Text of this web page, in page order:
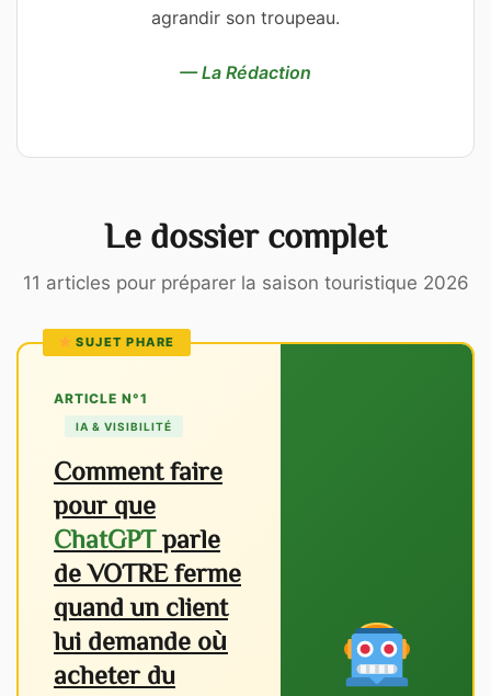
agrandir son troupeau.
— La Rédaction
Le dossier complet
11 articles pour préparer la saison touristique 2026
SUJET PHARE
ARTICLE N°1
IA & VISIBILITÉ
Comment faire
pour que
ChatGPTparle
de VOTRE ferme
quand un client
lui demande où
acheter du